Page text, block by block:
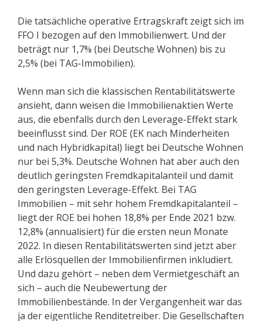
Die tatsächliche operative Ertragskraft zeigt sich im
FFO I bezogen auf den Immobilienwert. Und der
beträgt nur 1,7% (bei Deutsche Wohnen) bis zu
2,5% (bei TAG-Immobilien).
Wenn man sich die klassischen Rentabilitätswerte
ansieht, dann weisen die Immobilienaktien Werte
aus, die ebenfalls durch den Leverage-Effekt stark
beeinflusst sind. Der ROE (EK nach Minderheiten
und nach Hybridkapital) liegt bei Deutsche Wohnen
nur bei 5,3%. Deutsche Wohnen hat aber auch den
deutlich geringsten Fremdkapitalanteil und damit
den geringsten Leverage-Effekt. Bei TAG
Immobilien – mit sehr hohem Fremdkapitalanteil –
liegt der ROE bei hohen 18,8% per Ende 2021 bzw.
12,8% (annualisiert) für die ersten neun Monate
2022. In diesen Rentabilitätswerten sind jetzt aber
alle Erlösquellen der Immobilienfirmen inkludiert.
Und dazu gehört – neben dem Vermietgeschäft an
sich – auch die Neubewertung der
Immobilienbestände. In der Vergangenheit war das
ja der eigentliche Renditetreiber. Die Gesellschaften